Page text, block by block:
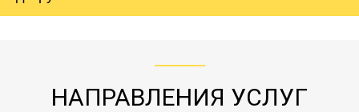
коробками и обмотать стрейч пленкой.
груза. Мы сотрудничаем по услугам страховки
заканчивая выгрузкой в пункте получателя.
НАПРАВЛЕНИЯ УСЛУГ